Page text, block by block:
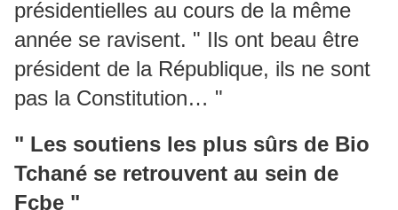
présidentielles au cours de la même
année se ravisent. " Ils ont beau être
président de la République, ils ne sont
pas la Constitution… "
" Les soutiens les plus sûrs de Bio
Tchané se retrouvent au sein de
Fcbe "